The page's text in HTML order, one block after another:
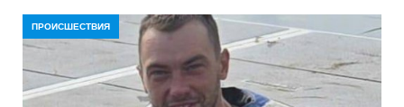
ПРОИСШЕСТВИЯ